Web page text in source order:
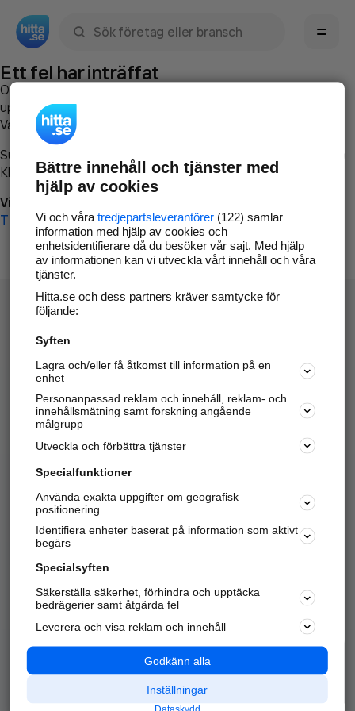
Ett fel har inträffat
Om du vill kan du
uppstod så att vi lättare och snabbare kan avhjälpa det.
Vänligen försök med följande:
Surfa till
Klicka påTillbaka-knappen i webbläsaren och försök igen
Vi beklagar besväret!
Till startsidan
Hitta.se - Gratis nummerupplysning.
Sök företag, personer och platser.
Hitta telefonnummer, adresser, företagsinfo mm.
Marknadsför företaget
Kom igång och annonsera mot
samarbetspartners nära dig.
Alla kategorier
Populära sökningar
API & Kartor
Annonsera
Integritet
Nödnummer
Bättre innehåll och tjänster med
hjälp av cookies
Vi och våra tredjepartsleverantörer(122) samlar
information med hjälp av cookies och
enhetsidentifierare då du besöker vår sajt. Med hjälp
av informationen kan vi utveckla vårt innehåll och våra
tjänster.
Hitta.se och dess partners kräver samtycke för
följande:
Syften
Lagra och/eller få åtkomst till information på en
enhet
Personanpassad reklam och innehåll, reklam- och
innehållsmätning samt forskning angående
målgrupp
Utveckla och förbättra tjänster
Specialfunktioner
Använda exakta uppgifter om geografisk
positionering
Identifiera enheter baserat på information som aktivt
begärs
Specialsyften
Säkerställa säkerhet, förhindra och upptäcka
bedrägerier samt åtgärda fel
Leverera och visa reklam och innehåll
Godkänn alla
Inställningar
Dataskydd